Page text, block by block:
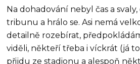
Na dohadování nebyl čas a
tribunu a hrálo se. Asi nemá
detailně rozebírat,
viděli, někteří třeba i víckrát (já
přijdu ze stadionu a alespoň